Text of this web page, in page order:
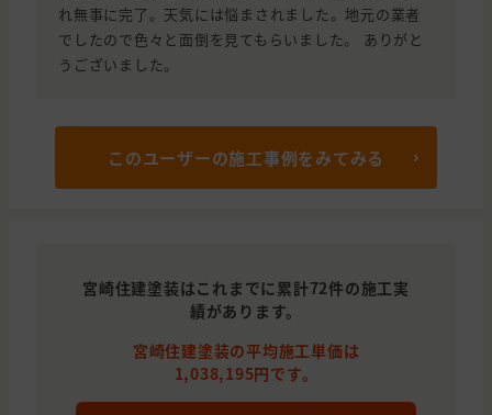
れ無事に完了。天気には悩まされました。地元の業者
でしたので色々と面倒を見てもらいました。 ありがと
うございました。
このユーザーの施工事例をみてみる
宮崎住建塗装はこれまでに累計72件の施工実
績があります。
宮崎住建塗装の平均施工単価は
1,038,195円です。